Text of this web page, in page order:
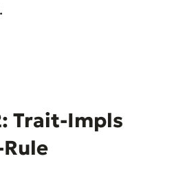
Trait-Impls